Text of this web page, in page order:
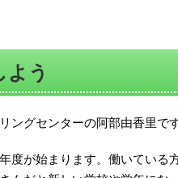
よう
ングセンターの阿部由香里です
度が始まります。働いている